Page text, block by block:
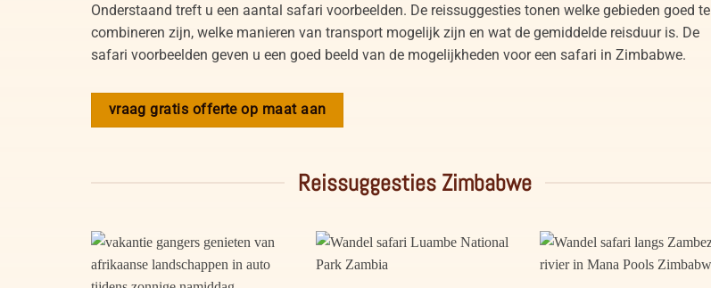
Onderstaand treft u een aantal safari voorbeelden. De reissuggesties tonen welke gebieden goed te
combineren zijn, welke manieren van transport mogelijk zijn en wat de gemiddelde reisduur is. De
safari voorbeelden geven u een goed beeld van de mogelijkheden voor een safari in Zimbabwe.
vraag gratis offerte op maat aan
Reissuggesties Zimbabwe